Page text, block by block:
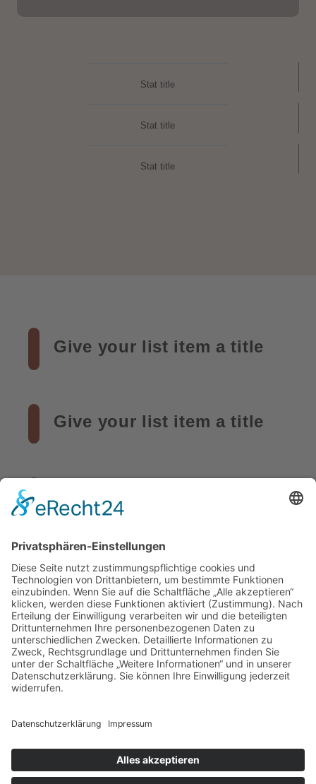
Stat title
Stat title
Stat title
Give your list item a title
Give your list item a title
Give your list item a title
© 2026 Ki-Aikido Stuttgart e.V.
Galerie
Medien